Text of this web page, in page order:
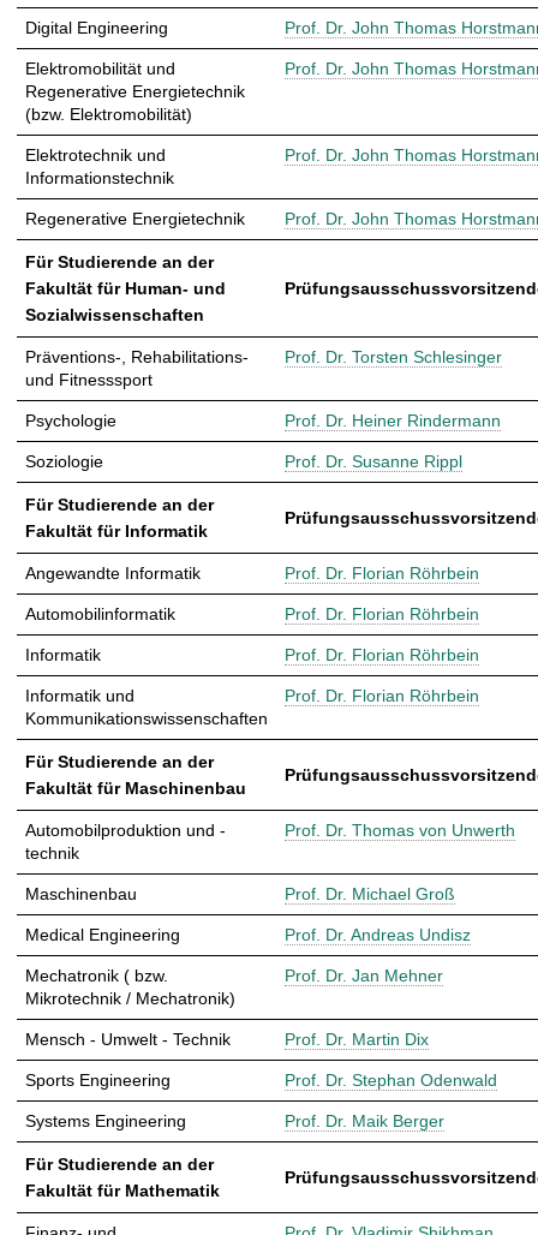
Digital Engineering Prof. Dr. John Thomas
Elektromobilität und
Regenerative Energietechnik
(bzw. Elektromobilität)
Prof. Dr. John Thomas
Elektrotechnik und
Informationstechnik
Prof. Dr. John Thomas
Regenerative Energietechnik Prof. Dr. John Thomas
Für Studierende an der
Fakultät für Human- und
Sozialwissenschaften
Präventions-, Rehabilitations-
und Fitnesssport
Prof. Dr. Torsten Schlesinger
Psychologie Prof. Dr. Heiner Rindermann
Soziologie Prof. Dr. Susanne Rippl
Für Studierende an der
Fakultät für Informatik
Angewandte Informatik Prof. Dr. Florian Röhrbein
Automobilinformatik Prof. Dr. Florian Röhrbein
Informatik Prof. Dr. Florian Röhrbein
Informatik und
Kommunikationswissenschaften
Prof. Dr. Florian Röhrbein
Für Studierende an der
Fakultät für Maschinenbau
Automobilproduktion und -
technik
Prof. Dr. Thomas von Unwerth
Maschinenbau Prof. Dr. Michael Groß
Medical Engineering Prof. Dr. Andreas Undisz
Mechatronik ( bzw.
Mikrotechnik / Mechatronik)
Prof. Dr. Jan Mehner
Mensch - Umwelt - Technik Prof. Dr. Martin Dix
Sports Engineering Prof. Dr. Stephan Odenwald
Systems Engineering Prof. Dr. Maik Berger
Für Studierende an der
Fakultät für Mathematik